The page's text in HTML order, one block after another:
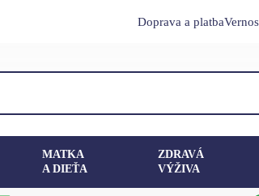
Doprava a platba
MATKA
A DIEŤA
ZDRAVÁ
VÝŽIVA